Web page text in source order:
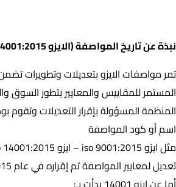
نبذة عن تاريخ المواصفة (الايزو iso 14001:2015)
تمر مواصفات الايزو بتعديلات وتطويرات
المستمر للمقاييس والمعايير بتطور السوق
المنظمة المسؤولة بإقرار التعديلات وتقوم
اسم أو كود المواصفة
تعديل لمعايير المواصفة تم إقراره في عام 2015